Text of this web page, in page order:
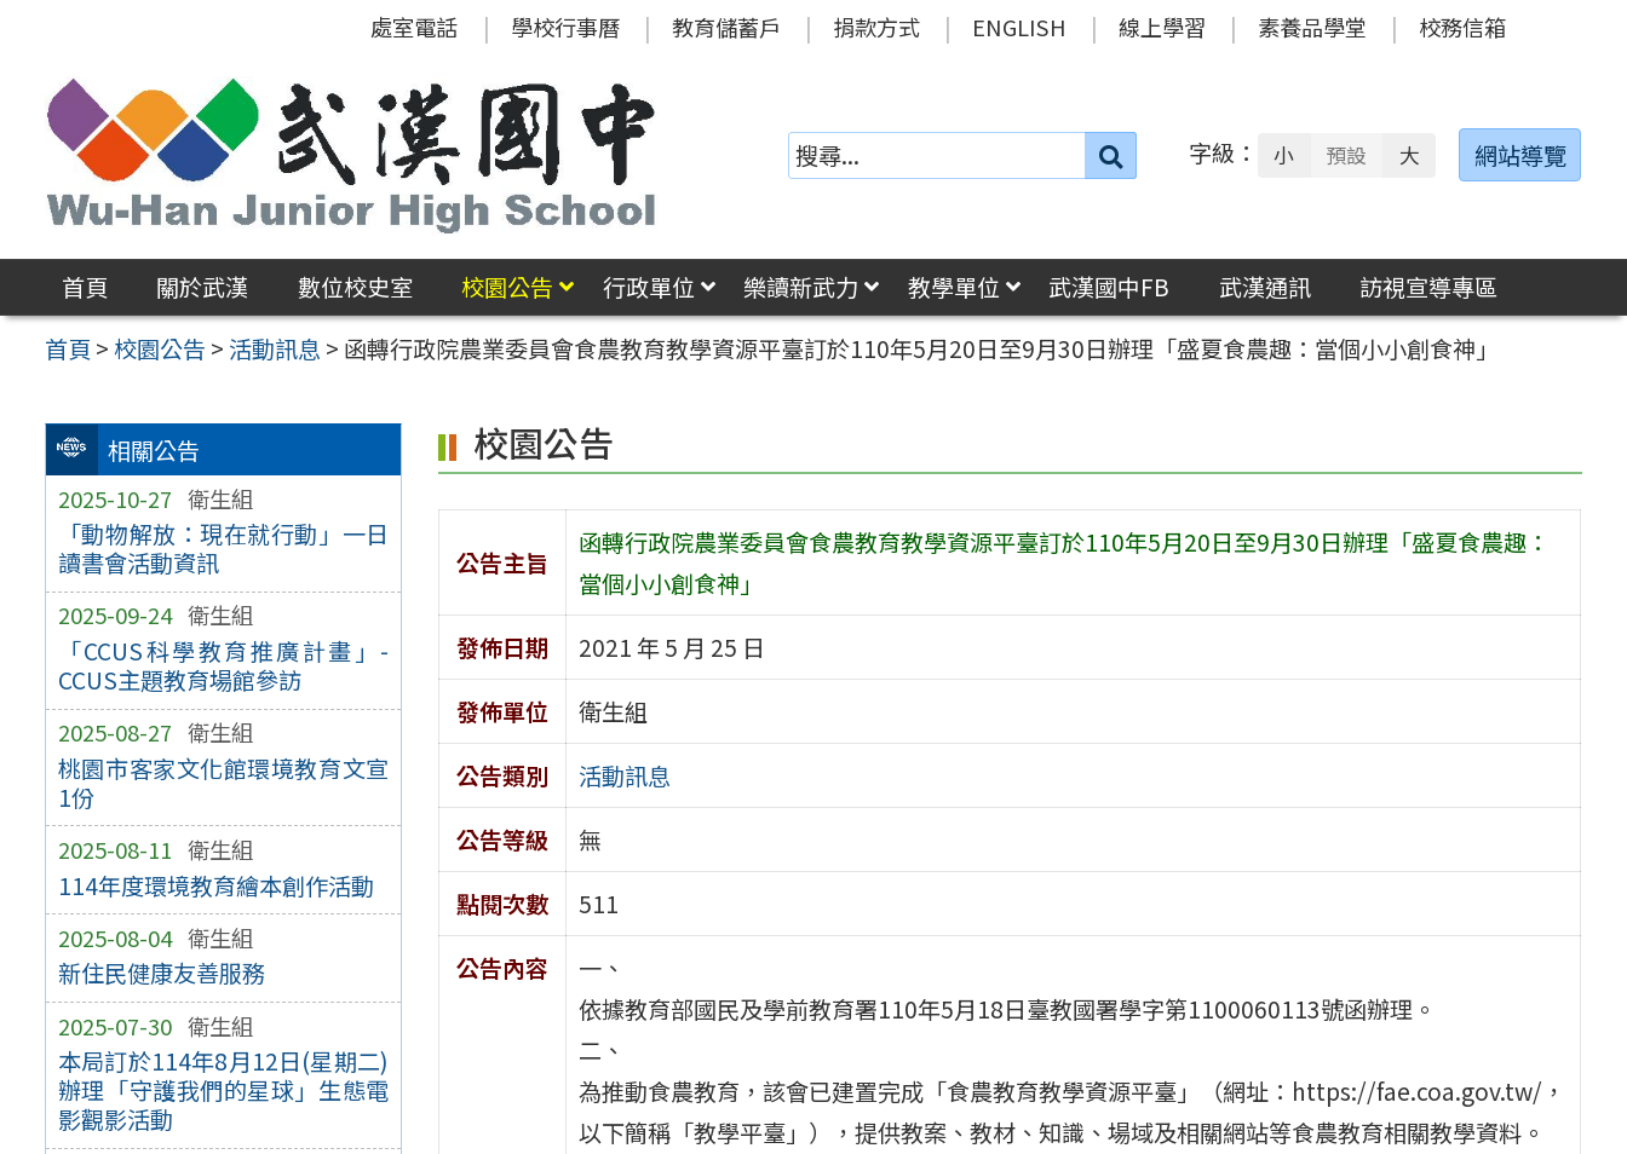
區
處室電話 學校行事曆 教育儲蓄戶 捐款方式 ENGLISH 線上學習 素養品學堂 校務信箱
搜
字級： 小 預設 大 網站導覽
首頁 關於武漢 數位校史室 校園公告 行政單位 樂讀新武力 教學單位 武漢國中FB 武漢通訊
訪視宣導專區
首頁 >校園公告 > 活動訊息 > 函轉行政院農業委員會食農教育教學資源平臺訂於110年5月20日至9月30日辦理「盛夏食農趣：當個小小創食神」
相關公告
2025-10-27 衛生組
「動物解放：現在就行動」一日
讀書會活動資訊
2025-09-24 衛生組
「CCUS科學教育推廣計畫」-
CCUS主題教育場館參訪
2025-08-27 衛生組
桃園市客家文化館環境教育文宣
1份
2025-08-11 衛生組
114年度環境教育繪本創作活動
2025-08-04 衛生組
新住民健康友善服務
2025-07-30 衛生組
本局訂於114年8月12日(星期二)
辦理「守護我們的星球」生態電
影觀影活動
校園公告
公告主旨
函轉行政院農業委員會食農教育教學資源平臺訂於110年5月20日至9月30日辦理「盛夏食農趣：
當個小小創食神」
發佈日期
2021 年 5 月 25 日
發佈單位
衛生組
公告類別
活動訊息
公告等級
無
點閱次數
511
公告內容
一、
依據教育部國民及學前教育署110年5月18日臺教國署學字第1100060113號函辦理。
二、
為推動食農教育，該會已建置完成「食農教育教學資源平臺」（網址：https://fae.coa.gov.tw/，
以下簡稱「教學平臺」），提供教案、教材、知識、場域及相關網站等食農教育相關教學資料。